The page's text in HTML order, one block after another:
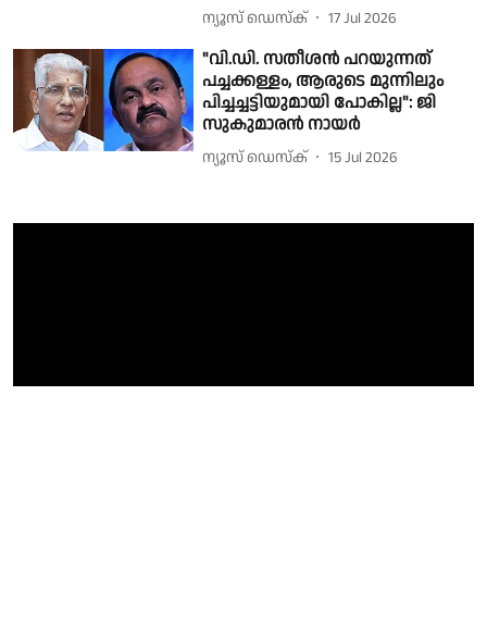
ന്യൂസ് ഡെസ്ക് 17 Jul 2026
"വി.ഡി. സതീശൻ പറയുന്നത്
പച്ചക്കള്ളം, ആരുടെ മുന്നിലും
പിച്ചച്ചട്ടിയുമായി പോകില്ല": ജി
സുകുമാരൻ നായർ
ന്യൂസ് ഡെസ്ക് 15 Jul 2026